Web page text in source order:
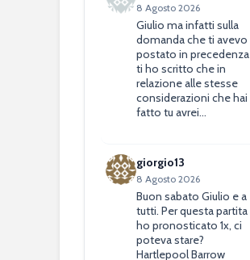
8 Agosto 2026
Giulio ma infatti sulla
domanda che ti avevo
postato in precedenza
ti ho scritto che in
relazione alle stesse
considerazioni che hai
fatto tu avrei…
giorgio13
8 Agosto 2026
Buon sabato Giulio e a
tutti. Per questa partita
ho pronosticato 1x, ci
poteva stare?
Hartlepool Barrow